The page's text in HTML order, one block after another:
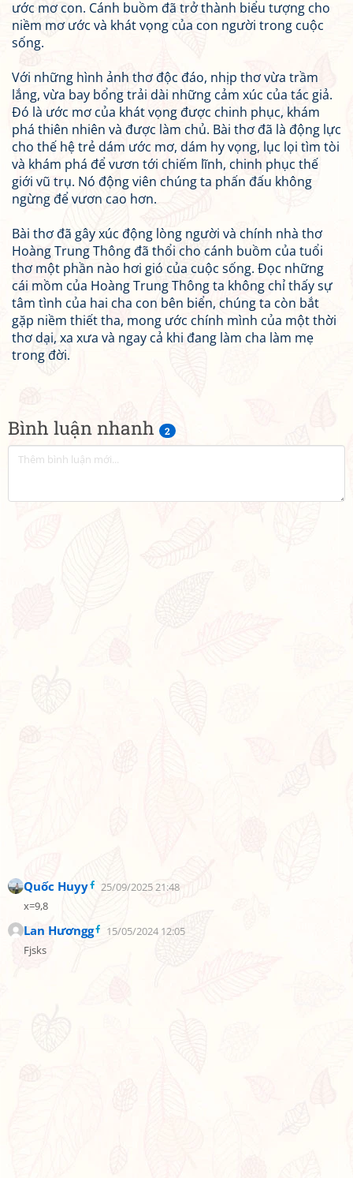
Bình luận nhanh 2
Quốc Huyy
25/09/2025 21:48
x=9,8
Lan Hươngg
15/05/2024 12:05
Fjsks
ước mơ con. Cánh buồm đã trở thành biểu tượng cho
niềm mơ ước và khát vọng của con người trong cuộc
sống.
Với những hình ảnh thơ độc đáo, nhịp thơ vừa trầm
lắng, vừa bay bổng trải dài những cảm xúc của tác giả.
Đó là ước mơ của khát vọng được chinh phục, khám
phá thiên nhiên và được làm chủ. Bài thơ đã là động lực
cho thế hệ trẻ dám ước mơ, dám hy vọng, lục lọi tìm tòi
và khám phá để vươn tới chiếm lĩnh, chinh phục thế
giới vũ trụ. Nó động viên chúng ta phấn đấu không
ngừng để vươn cao hơn.
Bài thơ đã gây xúc động lòng người và chính nhà thơ
Hoàng Trung Thông đã thổi cho cánh buồm của tuổi
thơ một phần nào hơi gió của cuộc sống. Đọc những
cái mồm của Hoàng Trung Thông ta không chỉ thấy sự
tâm tình của hai cha con bên biển, chúng ta còn bắt
gặp niềm thiết tha, mong ước chính mình của một thời
thơ dại, xa xưa và ngay cả khi đang làm cha làm mẹ
trong đời.